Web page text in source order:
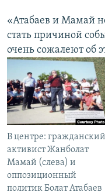
«Атабаев и Мамай
стать причиной
очень сожалеют об
В центре: гражданский
активист Жанболат
Мамай (слева) и
оппозиционный
политик Болат Атабаев